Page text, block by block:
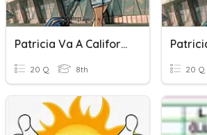
Patricia Va A California Capítulos 5-8
20 Q 8th 20 Q